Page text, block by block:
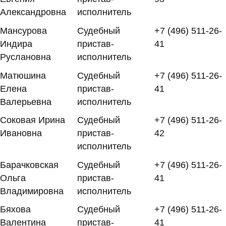
Александровна
исполнитель
Мансурова
Индира
Руслановна
Судебный
пристав-
исполнитель
+7 (496) 511-26-
41
Матюшина
Елена
Валерьевна
Судебный
пристав-
исполнитель
+7 (496) 511-26-
41
Соковая Ирина
Ивановна
Судебный
пристав-
исполнитель
+7 (496) 511-26-
42
Барачковская
Ольга
Владимировна
Судебный
пристав-
исполнитель
+7 (496) 511-26-
41
Бяхова
Валентина
Судебный
пристав-
+7 (496) 511-26-
41